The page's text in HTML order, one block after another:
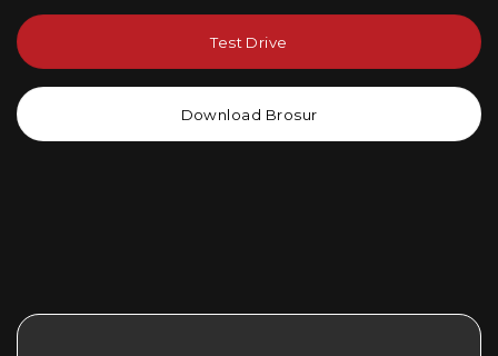
Test Drive
Download Brosur